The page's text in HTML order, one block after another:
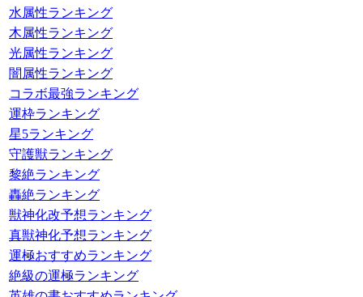
水属性ランキング
木属性ランキング
光属性ランキング
闇属性ランキング
コラボ最強ランキング
運枠ランキング
星5ランキング
守護獣ランキング
黎絶ランキング
轟絶ランキング
獣神化改予想ランキング
真獣神化予想ランキング
運極おすすめランキング
絶級の運極ランキング